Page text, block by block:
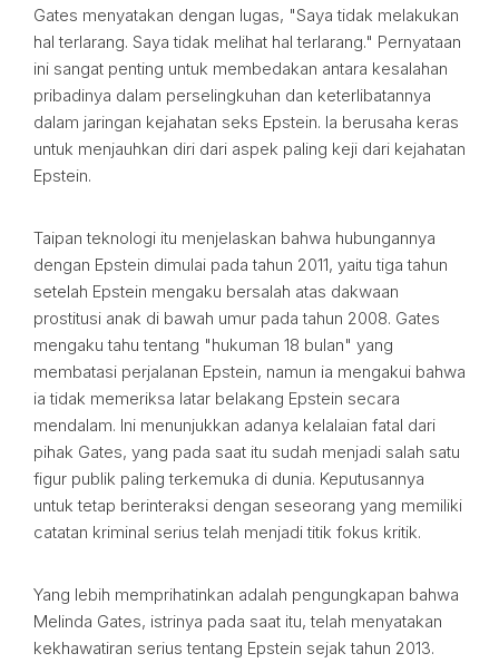
Gates menyatakan dengan lugas, "Saya tidak melakukan
hal terlarang. Saya tidak melihat hal terlarang." Pernyataan
ini sangat penting untuk membedakan antara kesalahan
pribadinya dalam perselingkuhan dan keterlibatannya
dalam jaringan kejahatan seks Epstein. Ia berusaha keras
untuk menjauhkan diri dari aspek paling keji dari kejahatan
Epstein.
Taipan teknologi itu menjelaskan bahwa hubungannya
dengan Epstein dimulai pada tahun 2011, yaitu tiga tahun
setelah Epstein mengaku bersalah atas dakwaan
prostitusi anak di bawah umur pada tahun 2008. Gates
mengaku tahu tentang "hukuman 18 bulan" yang
membatasi perjalanan Epstein, namun ia mengakui bahwa
ia tidak memeriksa latar belakang Epstein secara
mendalam. Ini menunjukkan adanya kelalaian fatal dari
pihak Gates, yang pada saat itu sudah menjadi salah satu
figur publik paling terkemuka di dunia. Keputusannya
untuk tetap berinteraksi dengan seseorang yang memiliki
catatan kriminal serius telah menjadi titik fokus kritik.
Yang lebih memprihatinkan adalah pengungkapan bahwa
Melinda Gates, istrinya pada saat itu, telah menyatakan
kekhawatiran serius tentang Epstein sejak tahun 2013.